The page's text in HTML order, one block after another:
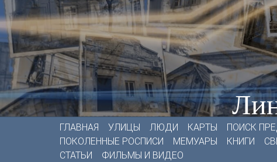
ГЛАВНАЯ УЛИЦЫ ЛЮДИ КАРТЫ ПОИСК
ПОКОЛЕННЫЕ РОСПИСИ
МЕМУАРЫ КНИГИ
СТАТЬИ
ФИЛЬМЫ И ВИДЕО